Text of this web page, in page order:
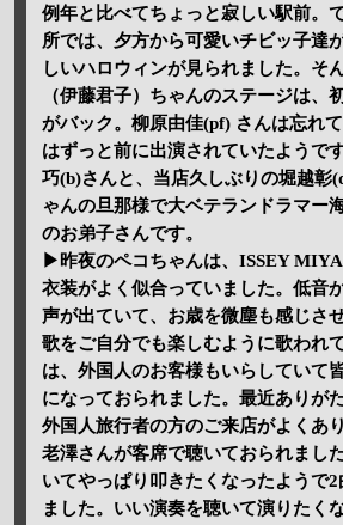
例年と比べてちょっと寂しい駅前。
所では、夕方から可愛いチビッ子達
しいハロウィンが見られました。そ
（伊藤君子）ちゃんのステージは、
がバック。柳原由佳(pf) さんは忘れ
はずっと前に出演されていたようで
巧(b)さんと、当店久しぶりの堀越彰
ゃんの旦那様で大ベテランドラマー
のお弟子さんです。
▶昨夜のペコちゃんは、ISSEY
衣装がよく似合っていました。低音
声が出ていて、お歳を微塵も感じさ
歌をご自分でも楽しむように歌われ
は、外国人のお客様もいらしていて
になっておられました。最近ありが
外国人旅行者の方のご来店がよくあ
老澤さんが客席で聴いておられまし
いてやっぱり叩きたくなったようで
ました。いい演奏を聴いて演りたく